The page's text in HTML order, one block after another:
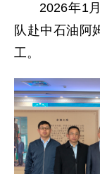
2026年1
队赴中石油阿
工。